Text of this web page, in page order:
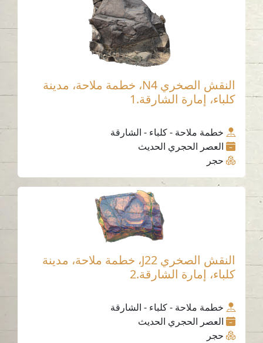
النقش الصخري N4، خطمة ملاحة، مدينة
كلباء، إمارة الشارقة.1
خطمة ملاحة - كلباء - الشارقة
العصر الحجري الحديث
حجر
النقش الصخري J22، خطمة ملاحة، مدينة
كلباء، إمارة الشارقة.2
خطمة ملاحة - كلباء - الشارقة
العصر الحجري الحديث
حجر